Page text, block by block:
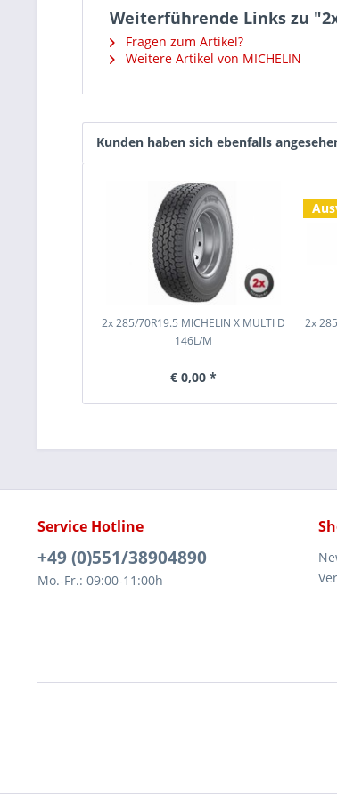
Weiterführende Links zu "2x
Fragen zum Artikel?
Weitere Artikel von MICHELIN
Kunden haben sich ebenfalls
2x 285/70R19.5 MICHELIN X MULTI D
146L/M
€ 0,00 *
2x
Service Hotline
+49 (0)551/38904890
Mo.-Fr.: 09:00-11:00h